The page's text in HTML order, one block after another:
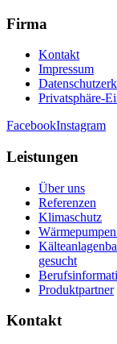
Firma
Kontakt
Impressum
Privatsphäre-
FacebookInstagram
Leistungen
Über uns
Referenzen
Klimaschutz
gesucht
Produktpartner
Kontakt